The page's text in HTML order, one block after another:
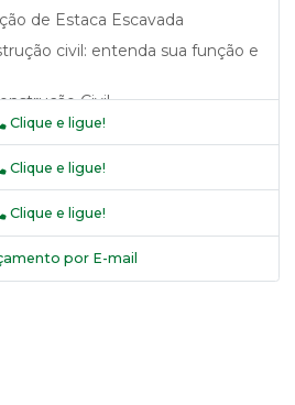
de Estaca Escavada
civil: entenda sua função e
Civil
civil como garantia de
Civil: Benefícios e
Civil: Saiba Mais
Civil: Vantagens e
Clique e ligue!
Clique e ligue!
Clique e ligue!
por E-mail